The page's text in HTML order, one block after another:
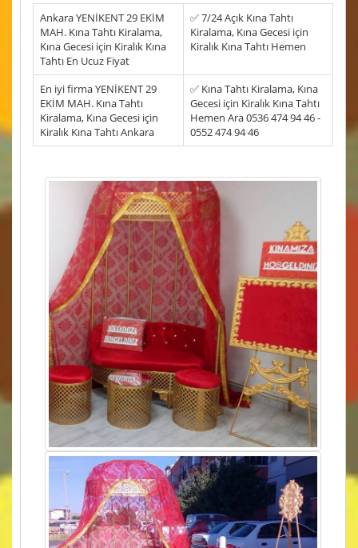
Ankara YENİKENT 29 EKİM
MAH. Kına Tahtı Kiralama,
Kına Gecesi için Kiralık Kına
Tahtı En Ucuz Fiyat
✅ 7/24 Açık Kına Tahtı
Kiralama, Kına Gecesi için
Kiralık Kına Tahtı Hemen
En iyi firma YENİKENT 29
EKİM MAH. Kına Tahtı
Kiralama, Kına Gecesi için
Kiralık Kına Tahtı Ankara
✅ Kına Tahtı Kiralama, Kına
Gecesi için Kiralık Kına Tahtı
Hemen Ara 0536 474 94 46 -
0552 474 94 46